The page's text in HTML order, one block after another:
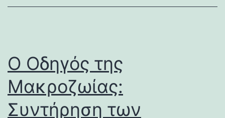
Ο Οδηγός της
Μακροζωίας:
Συντήρηση των